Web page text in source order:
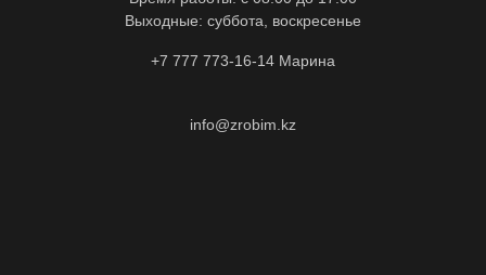
Выходные: суббота, воскресенье
+7 777 773-16-14 Марина
info@zrobim.kz